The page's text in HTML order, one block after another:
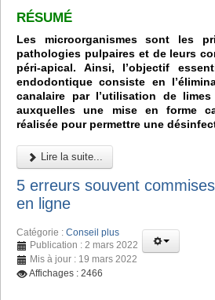
RÉSUMÉ
Les microorganismes sont les
pathologies pulpaires et de leurs
péri-apical. Ainsi, l’objectif
endodontique consiste en
canalaire par l’utilisation de
auxquelles une mise en forme
réalisée pour permettre une
Lire la suite...
5 erreurs souvent
en ligne
Catégorie : Conseil plus
Publication : 2 mars 2022
Mis à jour : 19 mars 2022
Affichages : 2466